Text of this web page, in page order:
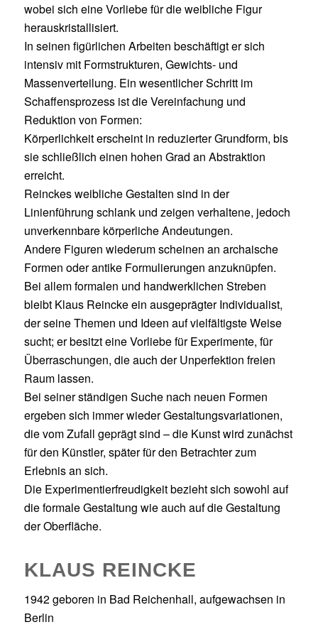
wobei sich eine Vorliebe für die weibliche Figur
herauskristallisiert.
In seinen figürlichen Arbeiten beschäftigt er sich
intensiv mit Formstrukturen, Gewichts- und
Massenverteilung. Ein wesentlicher Schritt im
Schaffensprozess ist die Vereinfachung und
Reduktion von Formen:
Körperlichkeit erscheint in reduzierter Grundform, bis
sie schließlich einen hohen Grad an Abstraktion
erreicht.
Reinckes weibliche Gestalten sind in der
Linienführung schlank und zeigen verhaltene, jedoch
unverkennbare körperliche Andeutungen.
Andere Figuren wiederum scheinen an archaische
Formen oder antike Formulierungen anzuknüpfen.
Bei allem formalen und handwerklichen Streben
bleibt Klaus Reincke ein ausgeprägter Individualist,
der seine Themen und Ideen auf vielfältigste Weise
sucht; er besitzt eine Vorliebe für Experimente, für
Überraschungen, die auch der Unperfektion freien
Raum lassen.
Bei seiner ständigen Suche nach neuen Formen
ergeben sich immer wieder Gestaltungsvariationen,
die vom Zufall geprägt sind – die Kunst wird zunächst
für den Künstler, später für den Betrachter zum
Erlebnis an sich.
Die Experimentierfreudigkeit bezieht sich sowohl auf
die formale Gestaltung wie auch auf die Gestaltung
der Oberfläche.
KLAUS REINCKE
1942 geboren in Bad Reichenhall, aufgewachsen in
Berlin